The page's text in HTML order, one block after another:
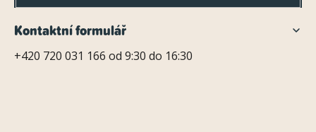
Kontaktní formulář
+420 720 031 166 od 9:30 do 16:30